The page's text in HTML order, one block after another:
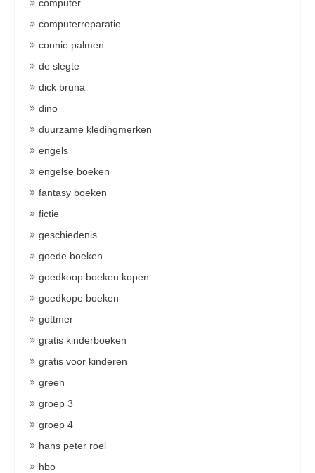
computer
computerreparatie
connie palmen
de slegte
dick bruna
dino
duurzame kledingmerken
engels
engelse boeken
fantasy boeken
fictie
geschiedenis
goede boeken
goedkoop boeken kopen
goedkope boeken
gottmer
gratis kinderboeken
gratis voor kinderen
green
groep 3
groep 4
hans peter roel
hbo